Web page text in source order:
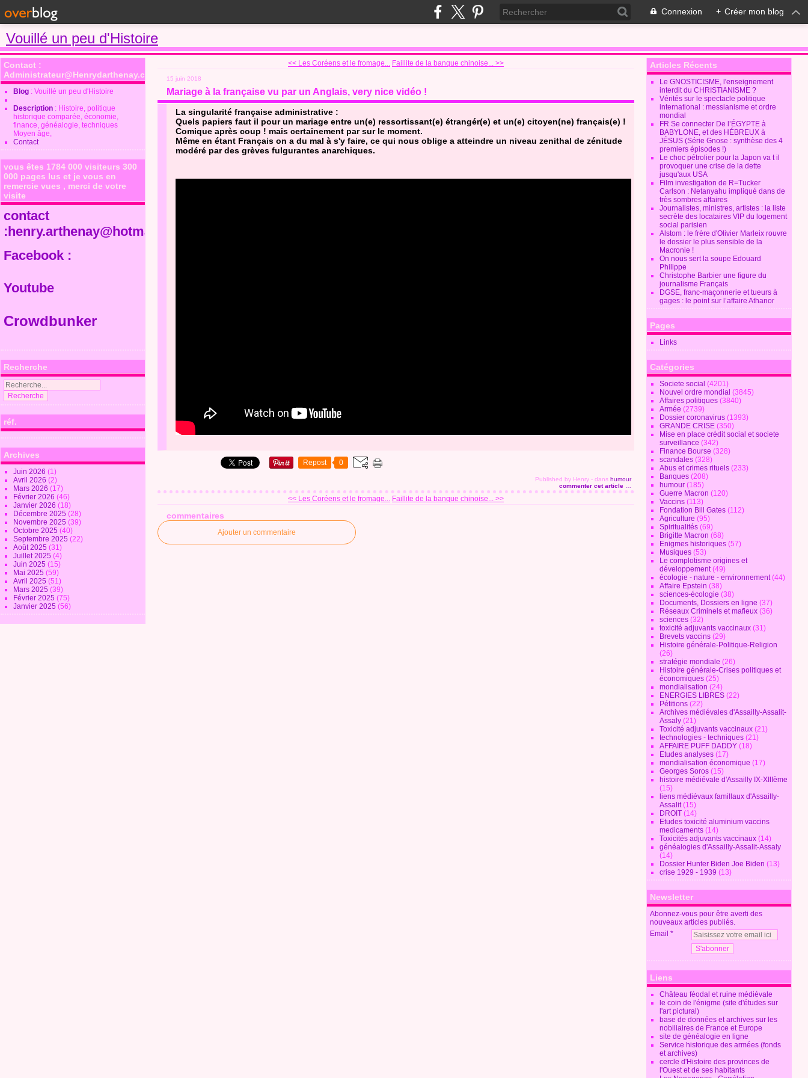
Connexion + Créer mon blog
Vouillé un peu d'Histoire
Contact :
Administrateur@Henrydarthenay.com
Blog : Vouillé un peu d'Histoire
Description : Histoire, politique
historique comparée, économie,
finance, généalogie, techniques
Moyen âge,
Contact
vous êtes 1784 000 visiteurs 300
000 pages lus et je vous en
remercie vues , merci de votre
visite
contact
:henry.arthenay@hotmail.fr
Facebook :
Youtube
Crowdbunker
Recherche
réf.
Archives
Juin 2026(1)
Avril 2026(2)
Mars 2026(17)
Février 2026(46)
Janvier 2026(18)
Décembre 2025(28)
Novembre 2025(39)
Octobre 2025(40)
Septembre 2025(22)
Août 2025(31)
Juillet 2025(4)
Juin 2025(15)
Mai 2025(59)
Avril 2025(51)
Mars 2025(39)
Février 2025(75)
Janvier 2025(56)
<< Les Coréens et le fromage... Faillite de la banque chinoise... >>
15 juin 2018
Mariage à la française vu par un Anglais, very nice vidéo !
La singularité française administrative :
Quels papiers faut il pour un mariage entre un(e) ressortissant(e) étrangér(e) et un(e) citoyen(ne) français(e) !
Comique après coup ! mais certainement par sur le moment.
Même en étant Français on a du mal à s'y faire, ce qui nous oblige a atteindre un niveau zenithal de zénitude
modéré par des grèves fulgurantes anarchiques.
Repost 0
Published by Henry - danshumour
commenter cet article …
<< Les Coréens et le fromage... Faillite de la banque chinoise... >>
commentaires
Ajouter un commentaire
Articles Récents
Le GNOSTICISME, l'enseignement
interdit du CHRISTIANISME ?
Vérités sur le spectacle politique
international : messianisme et ordre
mondial
FR Se connecter De l’ÉGYPTE à
BABYLONE, et des HÉBREUX à
JÉSUS (Série Gnose : synthèse des 4
premiers épisodes !)
Le choc pétrolier pour la Japon va t il
provoquer une crise de la dette
jusqu'aux USA
Film investigation de R=Tucker
Carlson : Netanyahu impliqué dans de
très sombres affaires
Journalistes, ministres, artistes : la liste
secrète des locataires VIP du logement
social parisien
Alstom : le frère d'Olivier Marleix rouvre
le dossier le plus sensible de la
Macronie !
On nous sert la soupe Edouard
Philippe
Christophe Barbier une figure du
journalisme Français
DGSE, franc-maçonnerie et tueurs à
gages : le point sur l’affaire Athanor
Pages
Links
Catégories
Societe social (4201)
Nouvel ordre mondial (3845)
Affaires politiques (3840)
Armée (2739)
Dossier coronavirus (1393)
GRANDE CRISE (350)
Mise en place crédit social et societe
surveillance (342)
Finance Bourse (328)
scandales (328)
Abus et crimes rituels (233)
Banques (208)
humour (185)
Guerre Macron (120)
Vaccins (113)
Fondation Bill Gates (112)
Agriculture (95)
Spiritualités (69)
Brigitte Macron (68)
Enigmes historiques (57)
Musiques (53)
Le complotisme origines et
développement(49)
écologie - nature - environnement(44)
Affaire Epstein (38)
sciences-écologie (38)
Documents, Dossiers en ligne (37)
Réseaux Criminels et mafieux (36)
sciences (32)
toxicité adjuvants vaccinaux (31)
Brevets vaccins (29)
Histoire générale-Politique-Religion
(26)
stratégie mondiale (26)
Histoire générale-Crises politiques et
économiques (25)
mondialisation (24)
ENERGIES LIBRES (22)
Pétitions (22)
Archives médiévales d'Assailly-Assalit-
Assaly (21)
Toxicité adjuvants vaccinaux (21)
technologies - techniques (21)
AFFAIRE PUFF DADDY (18)
Etudes analyses (17)
mondialisation économique (17)
Georges Soros (15)
histoire médiévale d'Assailly IX-XIIIème
(15)
liens médiévaux famillaux d'Assailly-
Assalit(15)
DROIT (14)
Etudes toxicité aluminium vaccins
medicaments (14)
Toxicités adjuvants vaccinaux (14)
généalogies d'Assailly-Assalit-Assaly
(14)
Dossier Hunter Biden Joe Biden (13)
crise 1929 - 1939 (13)
Newsletter
Abonnez-vous pour être averti des
nouveaux articles publiés.
Email
Liens
Château féodal et ruine médiévale
le coin de l'énigme (site d'études sur
l'art pictural)
base de données et archives sur les
nobiliaires de France et Europe
site de généalogie en ligne
Service historique des armées (fonds
et archives)
cercle d'Histoire des provinces de
l'Ouest et de ses habitants